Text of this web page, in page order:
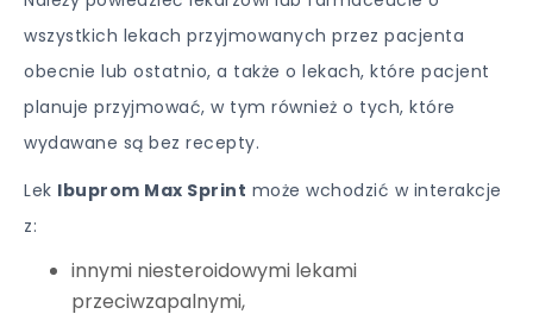
wszystkich lekach przyjmowanych przez pacjenta
obecnie lub ostatnio, a także o lekach, które pacjent
planuje przyjmować, w tym również o tych, które
wydawane są bez recepty.
Lek Ibuprom Max Sprint może wchodzić w interakcje
z:
innymi niesteroidowymi lekami
przeciwzapalnymi,